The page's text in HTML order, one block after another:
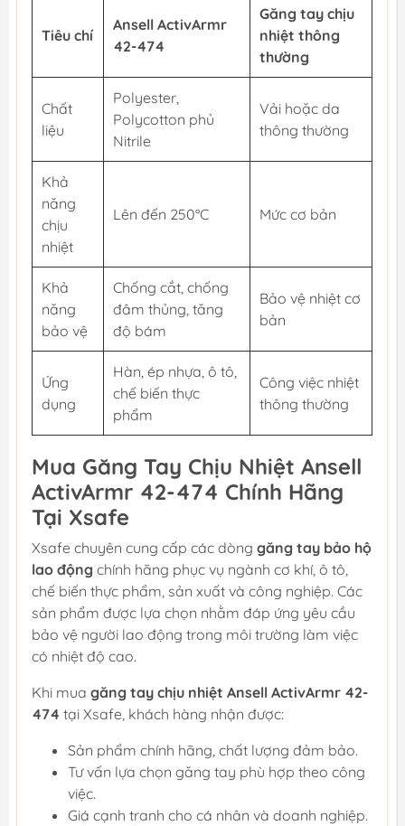
Tiêu chí
Ansell ActivArmr
42-474
Găng tay chịu
nhiệt thông
thường
Chất
liệu
Polyester,
Polycotton phủ
Nitrile
Vải hoặc da
thông thường
Khả
năng
chịu
nhiệt
Lên đến 250°C Mức cơ bản
Khả
năng
bảo vệ
Chống cắt, chống
đâm thủng, tăng
độ bám
Bảo vệ nhiệt cơ
bản
Ứng
dụng
Hàn, ép nhựa, ô tô,
chế biến thực
phẩm
Công việc nhiệt
thông thường
Mua Găng Tay Chịu Nhiệt Ansell
ActivArmr 42-474 Chính Hãng
Tại Xsafe
Xsafe chuyên cung cấp các dòng găng tay bảo hộ
lao động chính hãng phục vụ ngành cơ khí, ô tô,
chế biến thực phẩm, sản xuất và công nghiệp. Các
sản phẩm được lựa chọn nhằm đáp ứng yêu cầu
bảo vệ người lao động trong môi trường làm việc
có nhiệt độ cao.
Khi mua găng tay chịu nhiệt Ansell ActivArmr 42-
474 tại Xsafe, khách hàng nhận được:
Sản phẩm chính hãng, chất lượng đảm bảo.
Tư vấn lựa chọn găng tay phù hợp theo công
việc.
Giá cạnh tranh cho cá nhân và doanh nghiệp.